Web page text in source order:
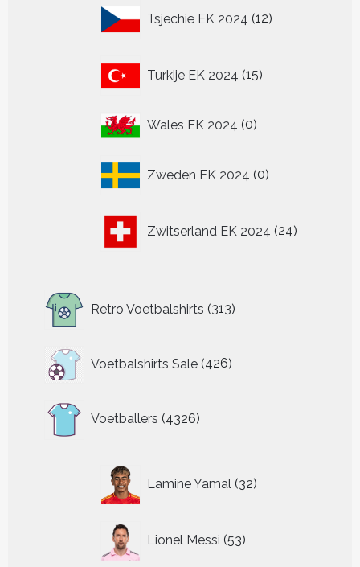
Tsjechië EK 2024 12
producten
Turkije EK 2024 15
producten
Wales EK 2024 00
Zweden EK 2024 0
producten
Zwitserland EK 2024 24
producten
Retro Voetbalshirts 313
producten
Voetbalshirts Sale 426
426
producten
Voetballers 4326
producten
Lamine Yamal 32
producten
Lionel Messi 53
producten